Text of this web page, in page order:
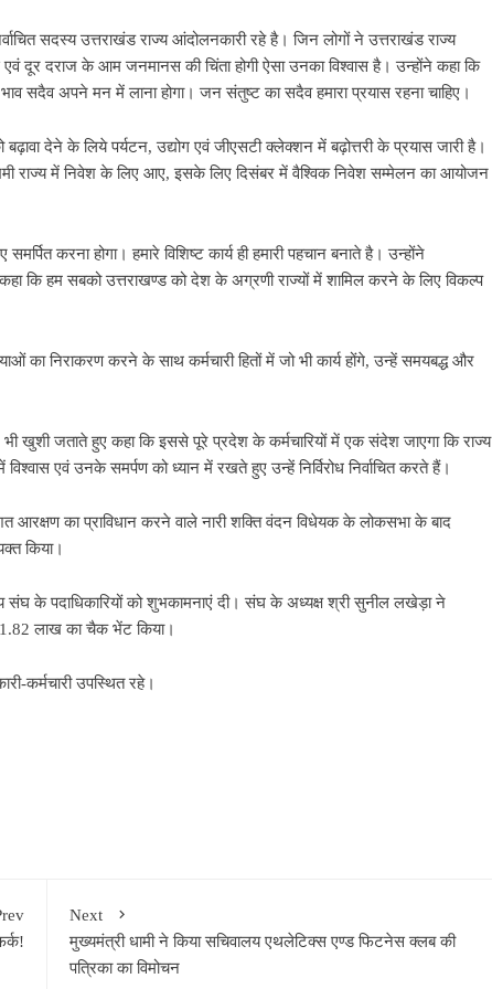
सदस्य उत्तराखंड राज्य आंदोलनकारी रहे है। जिन लोगों ने उत्तराखंड राज्य
दूर दराज के आम जनमानस की चिंता होगी ऐसा उनका विश्वास है। उन्होंने कहा कि
सदैव अपने मन में लाना होगा। जन संतुष्ट का सदैव हमारा प्रयास रहना चाहिए।
देने के लिये पर्यटन, उद्योग एवं जीएसटी क्लेक्शन में बढ़ोत्तरी के प्रयास जारी है।
राज्य में निवेश के लिए आए, इसके लिए दिसंबर में वैश्विक निवेश सम्मेलन का आयोजन
करना होगा। हमारे विशिष्ट कार्य ही हमारी पहचान बनाते है। उन्होंने
कि हम सबको उत्तराखण्ड को देश के अग्रणी राज्यों में शामिल करने के लिए विकल्प
का निराकरण करने के साथ कर्मचारी हितों में जो भी कार्य होंगे, उन्हें समयबद्ध और
भी खुशी जताते हुए कहा कि इससे पूरे प्रदेश के कर्मचारियों में एक संदेश जाएगा कि राज्य
एवं उनके समर्पण को ध्यान में रखते हुए उन्हें निर्विरोध निर्वाचित करते हैं।
का प्राविधान करने वाले नारी शक्ति वंदन विधेयक के लोकसभा के बाद
किया।
संघ के पदाधिकारियों को शुभकामनाएं दी। संघ के अध्यक्ष श्री सुनील लखेड़ा ने
1.82 लाख का चैक भेंट किया।
कर्मचारी उपस्थित रहे।
Next
मुख्यमंत्री धामी ने किया सचिवालय एथलेटिक्स एण्ड फिटनेस क्लब की
पत्रिका का विमोचन